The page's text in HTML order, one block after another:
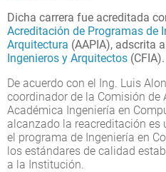
Dicha carrera fue acreditada
Acreditación de Programas de
Arquitectura (AAPIA), adscrita
Ingenieros y Arquitectos (CFIA).
De acuerdo con el Ing. Luis
coordinador de la Comisión de
Académica Ingeniería en
alcanzado la reacreditación es
el programa de Ingeniería en
los estándares de calidad
a la Institución.